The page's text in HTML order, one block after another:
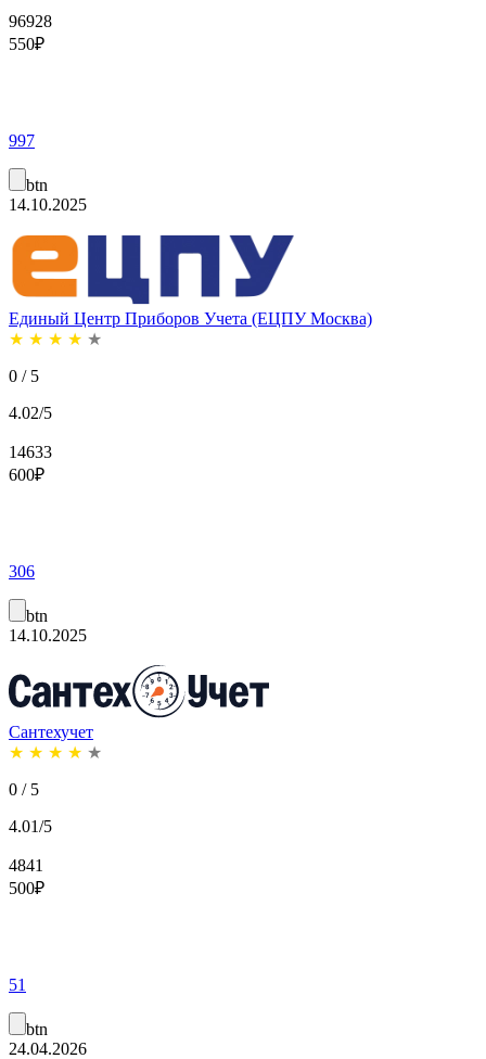
96928
550₽
997
btn
14.10.2025
Единый Центр Приборов Учета (ЕЦПУ Москва)
★ ★ ★ ★ ★
0 / 5
4.02/5
14633
600₽
306
btn
14.10.2025
Сантехучет
★ ★ ★ ★ ★
0 / 5
4.01/5
4841
500₽
51
btn
24.04.2026